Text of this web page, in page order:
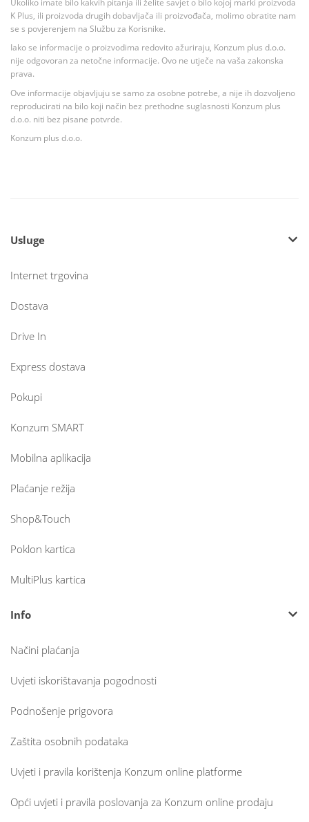
K Plus, ili proizvoda drugih dobavljača ili proizvođača, molimo obratite nam
se s povjerenjem na Službu za Korisnike.
Iako se informacije o proizvodima redovito ažuriraju, Konzum plus d.o.o.
nije odgovoran za netočne informacije. Ovo ne utječe na vaša zakonska
prava.
Ove informacije objavljuju se samo za osobne potrebe, a nije ih dozvoljeno
reproducirati na bilo koji način bez prethodne suglasnosti Konzum plus
d.o.o. niti bez pisane potvrde.
Konzum plus d.o.o.
Usluge
Internet trgovina
Dostava
Drive In
Express dostava
Pokupi
Konzum SMART
Mobilna aplikacija
Plaćanje režija
Shop&Touch
Poklon kartica
MultiPlus kartica
Info
Načini plaćanja
Uvjeti iskorištavanja pogodnosti
Podnošenje prigovora
Zaštita osobnih podataka
Uvjeti i pravila korištenja Konzum online platforme
Opći uvjeti i pravila poslovanja za Konzum online prodaju